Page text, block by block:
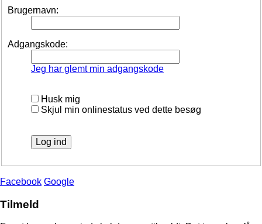
Brugernavn:
Adgangskode:
Jeg har glemt min adgangskode
Husk mig
Skjul min onlinestatus ved dette besøg
Facebook Google
Tilmeld